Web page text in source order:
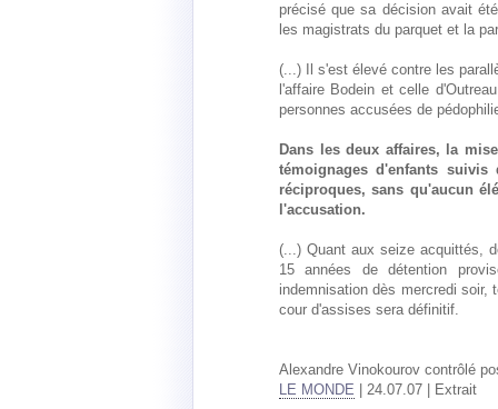
précisé que sa décision avait
les magistrats du parquet et la
(...) Il s'est élevé contre les
l'affaire Bodein et celle
personnes accusées de
Dans les deux affaires, la
témoignages d'enfants
réciproques, sans qu'aucun
l'accusation.
(...) Quant aux seize acquittés,
15 années de détention
indemnisation dès mercredi soir,
cour d'assises sera définitif.
Alexandre Vinokourov contrôlé
LE MONDE | 24.07.07 | Extrait